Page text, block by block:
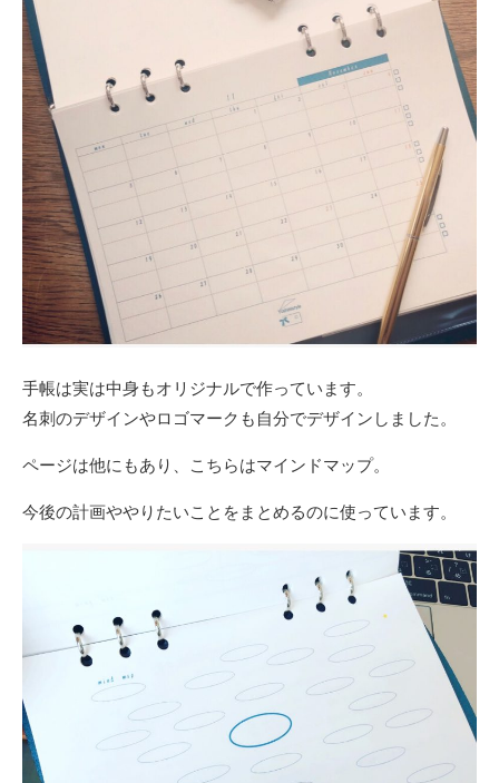
手帳は実は中身もオリジナルで作っています。
名刺のデザインやロゴマークも自分でデザインしました。
ページは他にもあり、こちらはマインドマップ。
今後の計画ややりたいことをまとめるのに使っています。